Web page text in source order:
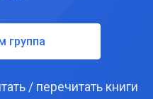
группа
/ перечитать книги